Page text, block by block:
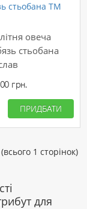
овеча
стьобана
грн.
ПРИДБАТИ
1 сторінок)
для